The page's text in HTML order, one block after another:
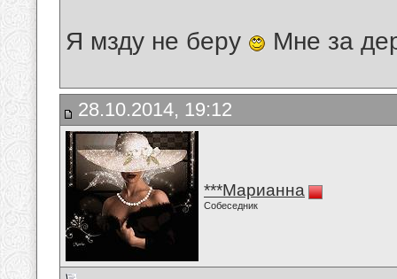
Я мзду не беру Мне за
28.10.2014, 19:12
***Марианна
Собеседник